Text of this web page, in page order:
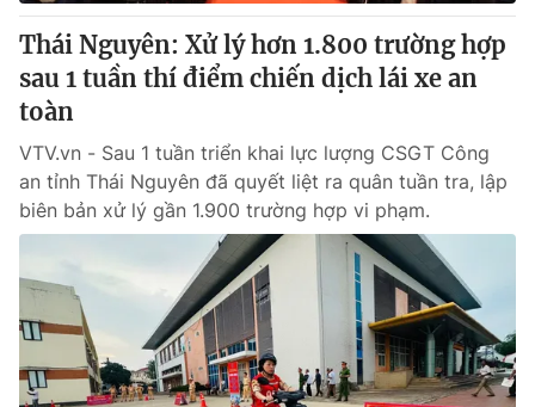
Thị trường
Góc doanh nghiệp
Truyền hình
Phim VTV
Hậu trường
Nhân vật
Khán giả
Giải sao mai
Giải trí
Điện ảnh
Âm nhạc
Đời sống
Du lịch
Làm đẹp
Chất lượng cuộc sống
Tuyển sinh
Học trực tuyến
Công nghệ
Hitech Công nghệ tương lai
Giao lưu trực tuyến
Thái Nguyên: Xử lý hơn 1.800 trường hợp
sau 1 tuần thí điểm chiến dịch lái xe an
toàn
VTV.vn - Sau 1 tuần triển khai lực lượng CSGT Công
an tỉnh Thái Nguyên đã quyết liệt ra quân tuần tra, lập
biên bản xử lý gần 1.900 trường hợp vi phạm.